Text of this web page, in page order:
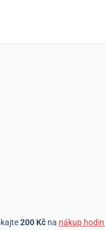
200 Kč na nákup